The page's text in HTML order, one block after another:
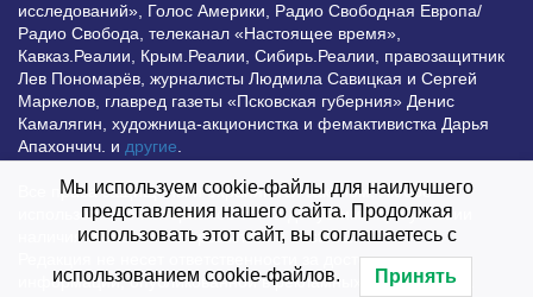
исследований», Голос Америки, Радио Свободная Европа/
Радио Свобода, телеканал «Настоящее время»,
Кавказ.Реалии, Крым.Реалии, Сибирь.Реалии, правозащитник
Лев Пономарёв, журналисты Людмила Савицкая и Сергей
Маркелов, главред газеты «Псковская губерния» Денис
Камалягин, художница-акционистка и фемактивистка Дарья
Апахончич. и другие
Все права защищены и охраняются законом. Любое
использование материалов сайта допустимо при условии
наличия активной гиперссылки на Vesti.UZ.
Редакция не несет ответственности за достоверность
информации, опубликованной в рекламных объявлениях.
Мы используем cookie-файлы для наилучшего
представления нашего сайта. Продолжая
использовать этот сайт, вы соглашаетесь с
использованием cookie-файлов. Принять